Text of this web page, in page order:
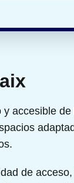
accesible de
de